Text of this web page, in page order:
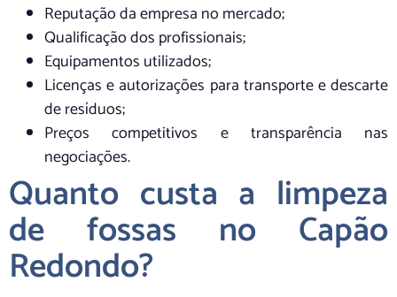
Reputação da empresa no mercado;
Qualificação dos profissionais;
Equipamentos utilizados;
Licenças e autorizações para transporte e descarte
de resíduos;
Preços competitivos e transparência nas
negociações.
Quanto custa a limpeza
de fossas no Capão
Redondo?